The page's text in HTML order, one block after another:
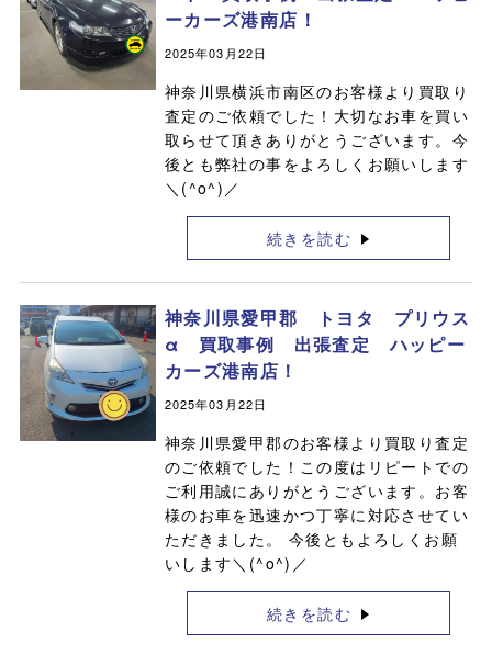
ーカーズ港南店！
2025年03月22日
神奈川県横浜市南区のお客様より買取り
査定のご依頼でした！大切なお車を買い
取らせて頂きありがとうございます。今
後とも弊社の事をよろしくお願いします
＼(^o^)／
続きを読む
神奈川県愛甲郡 トヨタ プリウス
α 買取事例 出張査定 ハッピー
カーズ港南店！
2025年03月22日
神奈川県愛甲郡のお客様より買取り査定
のご依頼でした！この度はリピートでの
ご利用誠にありがとうございます。お客
様のお車を迅速かつ丁寧に対応させてい
ただきました。 今後ともよろしくお願
いします＼(^o^)／
続きを読む